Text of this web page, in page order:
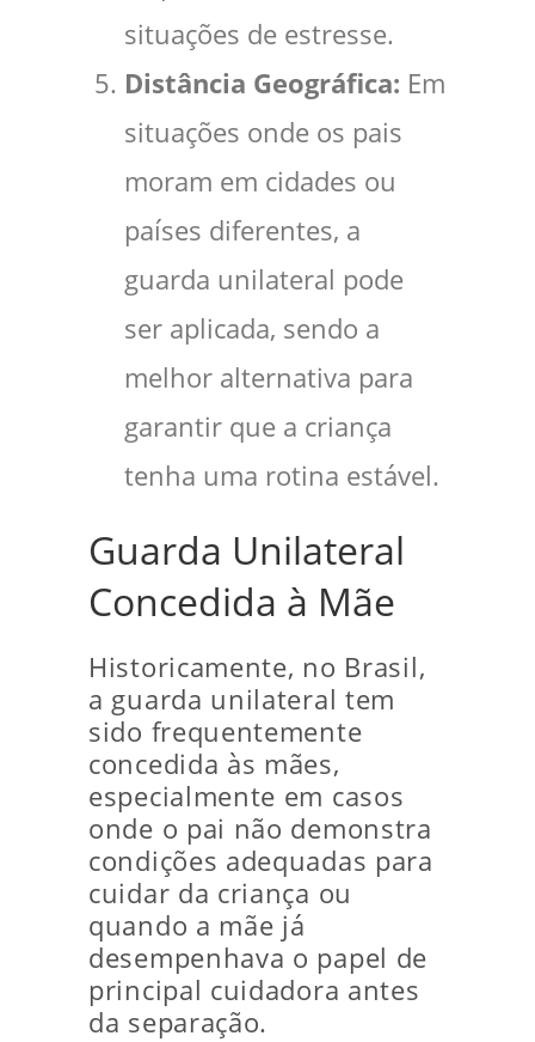
situações de estresse.
Distância Geográfica: Em
situações onde os pais
moram em cidades ou
países diferentes, a
guarda unilateral pode
ser aplicada, sendo a
melhor alternativa para
garantir que a criança
tenha uma rotina estável.
Guarda Unilateral
Concedida à Mãe
Historicamente, no Brasil,
a guarda unilateral tem
sido frequentemente
concedida às mães,
especialmente em casos
onde o pai não demonstra
condições adequadas para
cuidar da criança ou
quando a mãe já
desempenhava o papel de
principal cuidadora antes
da separação.